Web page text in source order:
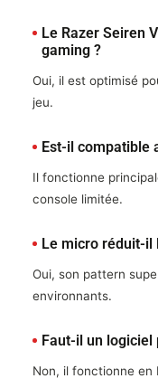
Le Razer Seiren
gaming ?
Oui, il est optimisé
jeu.
Est-il compatible
Il fonctionne
console limitée.
Le micro réduit-il
Oui, son pattern
environnants.
Faut-il un logiciel
Non, il fonctionne en